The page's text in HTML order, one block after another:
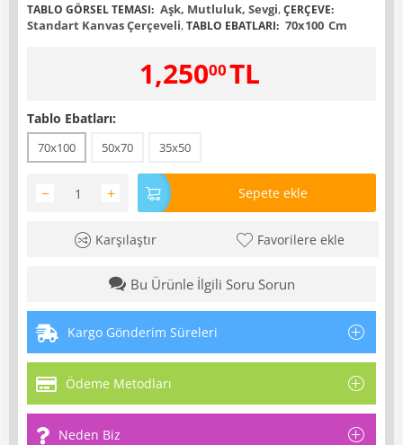
TABLO GÖRSEL TEMASI: Aşk, Mutluluk, Sevgi,ÇERÇEVE:
Standart Kanvas Çerçeveli,TABLO EBATLARI: 70x100 Cm
1,25000TL
Tablo Ebatları:
70x100 50x70 35x50
+
− Sepete ekle
Karşılaştır Favorilere ekle
Bu Ürünle İlgili Soru Sorun
Kargo Gönderim Süreleri
Ödeme Metodları
Neden Biz